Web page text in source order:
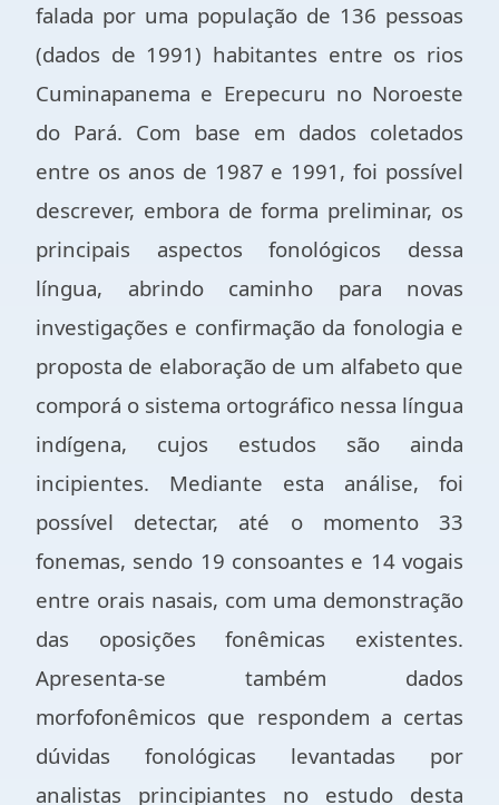
falada por uma população de 136 pessoas
(dados de 1991) habitantes entre os rios
Cuminapanema e Erepecuru no Noroeste
do Pará. Com base em dados coletados
entre os anos de 1987 e 1991, foi possível
descrever, embora de forma preliminar, os
principais aspectos fonológicos dessa
língua, abrindo caminho para novas
investigações e confirmação da fonologia e
proposta de elaboração de um alfabeto que
comporá o sistema ortográfico nessa língua
indígena, cujos estudos são ainda
incipientes. Mediante esta análise, foi
possível detectar, até o momento 33
fonemas, sendo 19 consoantes e 14 vogais
entre orais nasais, com uma demonstração
das oposições fonêmicas existentes.
Apresenta-se também dados
morfofonêmicos que respondem a certas
dúvidas fonológicas levantadas por
analistas principiantes no estudo desta